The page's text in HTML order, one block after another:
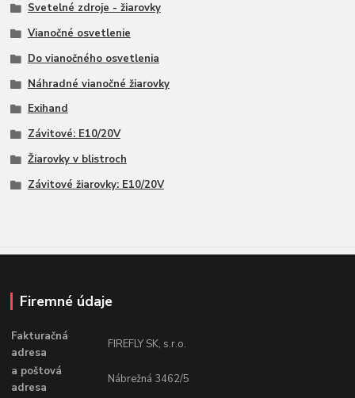
Svetelné zdroje - žiarovky
Vianočné osvetlenie
Do vianočného osvetlenia
Náhradné vianočné žiarovky
Exihand
Závitové: E10/20V
Žiarovky v blistroch
Závitové žiarovky: E10/20V
Firemné údaje
Fakturačná
adresa
FIREFLY SK, s.r.o.
a poštová
adresa
Nábrežná 3462/5